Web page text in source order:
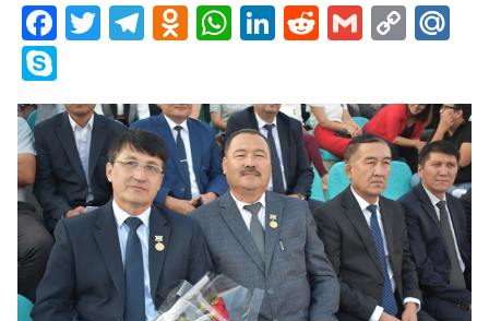
Facebook
Twitter
Telegram
Odnoklassniki
WhatsApp
LinkedIn
Reddit
Gmail